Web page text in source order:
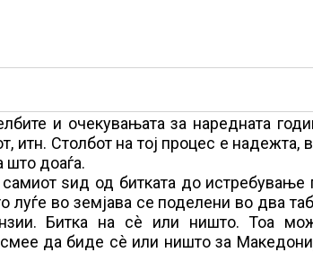
и очекувањата за наредната
итн. Столбот на тој процес е надежта,
што доаѓа.
ѕид од битката до истребување
во земјава се поделени во два
Битка на сѐ или ништо. Тоа
да биде сѐ или ништо за